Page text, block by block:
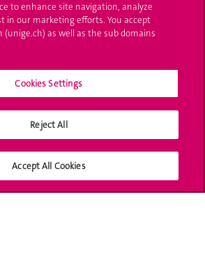
to enhance site navigation, analyze
in our marketing efforts. You accept
as well as the sub domains
Cookies Settings
Reject All
Accept All Cookies